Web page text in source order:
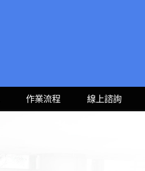
作業流程 線上諮詢